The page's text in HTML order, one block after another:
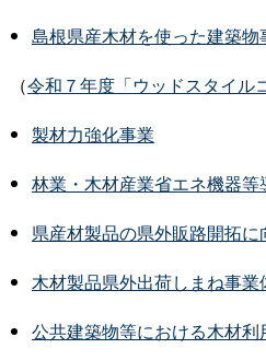
島根県産木材を使った建築物
（令和７年度「ウッドスタイル
製材力強化事業
林業・木材産業省エネ機器
県産材製品の県外販路開拓
木材製品県外出荷しまね事
公共建築物等における木材利